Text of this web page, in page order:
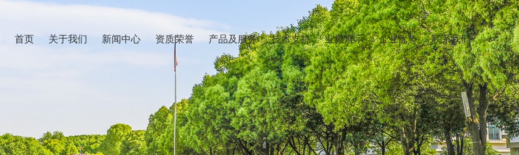
首页 关于我们 新闻中心 资质荣誉 产品及服务 技术支持 业绩展示 企业优势 联系我们